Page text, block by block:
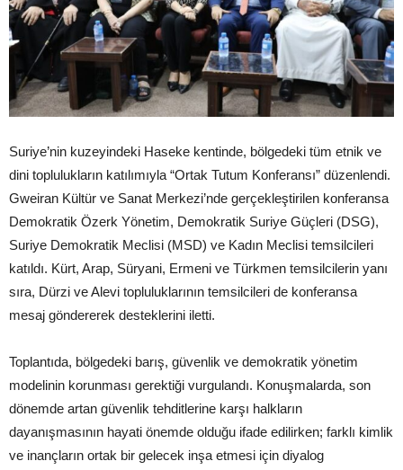
Suriye’nin kuzeyindeki Haseke kentinde, bölgedeki tüm etnik ve
dini toplulukların katılımıyla “Ortak Tutum Konferansı” düzenlendi.
Gweiran Kültür ve Sanat Merkezi’nde gerçekleştirilen konferansa
Demokratik Özerk Yönetim, Demokratik Suriye Güçleri (DSG),
Suriye Demokratik Meclisi (MSD) ve Kadın Meclisi temsilcileri
katıldı. Kürt, Arap, Süryani, Ermeni ve Türkmen temsilcilerin yanı
sıra, Dürzi ve Alevi topluluklarının temsilcileri de konferansa
mesaj göndererek desteklerini iletti.
Toplantıda, bölgedeki barış, güvenlik ve demokratik yönetim
modelinin korunması gerektiği vurgulandı. Konuşmalarda, son
dönemde artan güvenlik tehditlerine karşı halkların
dayanışmasının hayati önemde olduğu ifade edilirken; farklı kimlik
ve inançların ortak bir gelecek inşa etmesi için diyalog